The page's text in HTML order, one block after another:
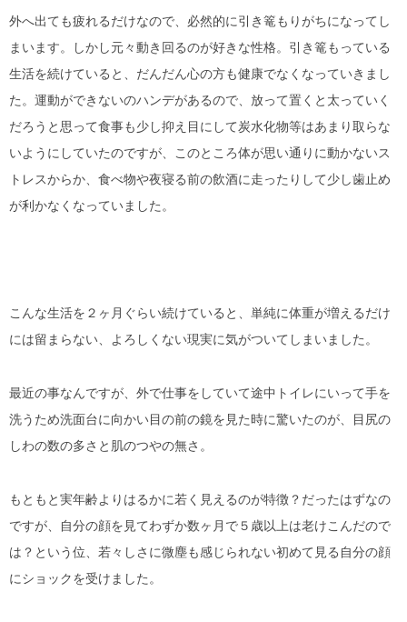
外へ出ても疲れるだけなので、必然的に引き篭もりがちになってし
まいます。しかし元々動き回るのが好きな性格。引き篭もっている
生活を続けていると、だんだん心の方も健康でなくなっていきまし
た。運動ができないのハンデがあるので、放って置くと太っていく
だろうと思って食事も少し抑え目にして炭水化物等はあまり取らな
いようにしていたのですが、このところ体が思い通りに動かないス
トレスからか、食べ物や夜寝る前の飲酒に走ったりして少し歯止め
が利かなくなっていました。
こんな生活を２ヶ月ぐらい続けていると、単純に体重が増えるだけ
には留まらない、よろしくない現実に気がついてしまいました。
最近の事なんですが、外で仕事をしていて途中トイレにいって手を
洗うため洗面台に向かい目の前の鏡を見た時に驚いたのが、目尻の
しわの数の多さと肌のつやの無さ。
もともと実年齢よりはるかに若く見えるのが特徴？だったはずなの
ですが、自分の顔を見てわずか数ヶ月で５歳以上は老けこんだので
は？という位、若々しさに微塵も感じられない初めて見る自分の顔
にショックを受けました。